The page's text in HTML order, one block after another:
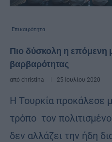
Επικαιρότητα
Πιο δύσκολη η επόμενη
βαρβαρότητας
από christina 25 Ιουλίου 2020
H Toυρκία προκάλεσε
τρόπο τον
δεν αλλάζει την ήδη